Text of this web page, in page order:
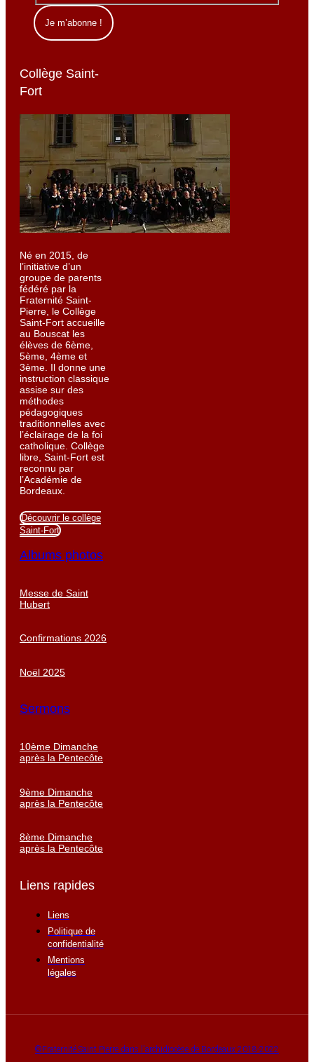
Collège Saint-
Fort
Né en 2015, de
l’initiative d’un
groupe de parents
fédéré par la
Fraternité Saint-
Pierre, le Collège
Saint-Fort accueille
au Bouscat les
élèves de 6ème,
5ème, 4ème et
3ème. Il donne une
instruction classique
assise sur des
méthodes
pédagogiques
traditionnelles avec
l’éclairage de la foi
catholique. Collège
libre, Saint-Fort est
reconnu par
l’Académie de
Bordeaux.
Découvrir le collège
Saint-Fort
Albums photos
Messe de Saint
Hubert
Confirmations 2026
Noël 2025
Sermons
10ème Dimanche
après la Pentecôte
9ème Dimanche
après la Pentecôte
8ème Dimanche
après la Pentecôte
Liens rapides
Liens
Politique de
confidentialité
Mentions
légales
©Fraternité Saint Pierre dans l'archidiocèse de Bordeaux 2018-2022